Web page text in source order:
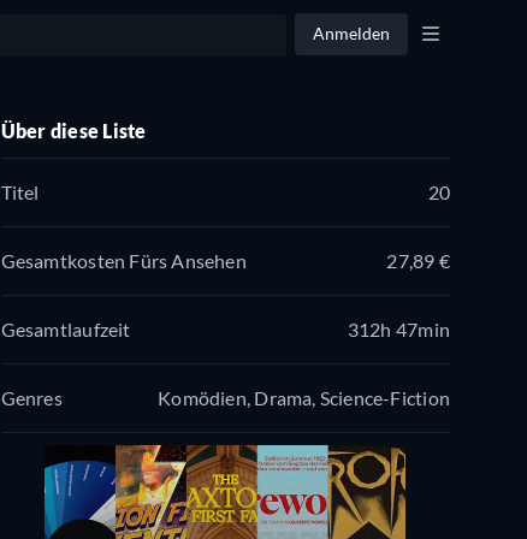
Anmelden
Über diese Liste
Titel 20
Gesamtkosten Fürs Ansehen 27,89 €
Gesamtlaufzeit 312h 47min
Genres Komödien, Drama, Science-Fiction